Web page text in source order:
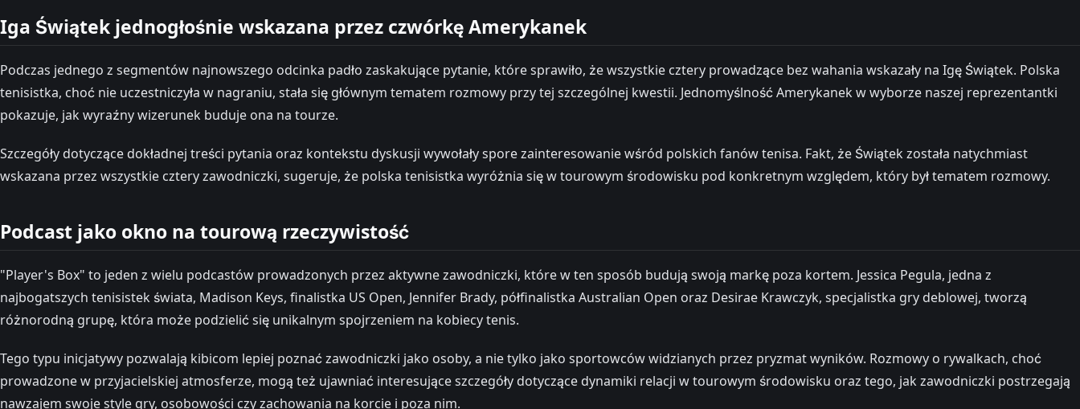
Iga Świątek jednogłośnie wskazana przez czwórkę Amerykanek
Podczas jednego z segmentów najnowszego odcinka padło zaskakujące pytanie, które sprawiło, że wszystkie cztery prowadzące bez wahania wskazały na Igę Świątek. Polska
tenisistka, choć nie uczestniczyła w nagraniu, stała się głównym tematem rozmowy przy tej szczególnej kwestii. Jednomyślność Amerykanek w wyborze naszej reprezentantki
pokazuje, jak wyraźny wizerunek buduje ona na tourze.
Szczegóły dotyczące dokładnej treści pytania oraz kontekstu dyskusji wywołały spore zainteresowanie wśród polskich fanów tenisa. Fakt, że Świątek została natychmiast
wskazana przez wszystkie cztery zawodniczki, sugeruje, że polska tenisistka wyróżnia się w tourowym środowisku pod konkretnym względem, który był tematem rozmowy.
Podcast jako okno na tourową rzeczywistość
"Player's Box" to jeden z wielu podcastów prowadzonych przez aktywne zawodniczki, które w ten sposób budują swoją markę poza kortem. Jessica Pegula, jedna z
najbogatszych tenisistek świata, Madison Keys, finalistka US Open, Jennifer Brady, półfinalistka Australian Open oraz Desirae Krawczyk, specjalistka gry deblowej, tworzą
różnorodną grupę, która może podzielić się unikalnym spojrzeniem na kobiecy tenis.
Tego typu inicjatywy pozwalają kibicom lepiej poznać zawodniczki jako osoby, a nie tylko jako sportowców widzianych przez pryzmat wyników. Rozmowy o rywalkach, choć
prowadzone w przyjacielskiej atmosferze, mogą też ujawniać interesujące szczegóły dotyczące dynamiki relacji w tourowym środowisku oraz tego, jak zawodniczki postrzegają
nawzajem swoje style gry, osobowości czy zachowania na korcie i poza nim.